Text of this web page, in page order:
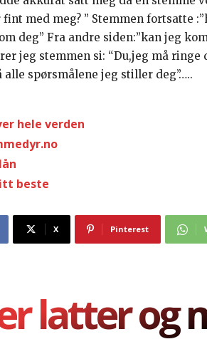
med meg? ” Stemmen fortsatte
deg” Fra andre siden:”kan jeg
jeg stemmen si: “Du,jeg må
spørsmålene jeg stiller deg”…..
hele verden
beste
X Pinterest
latter og